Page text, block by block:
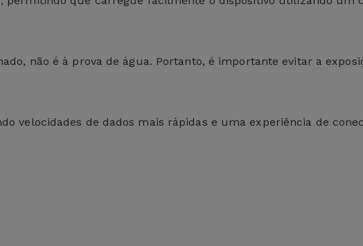
não é à prova de água. Portanto, é importante evitar a
velocidades de dados mais rápidas e uma experiência de